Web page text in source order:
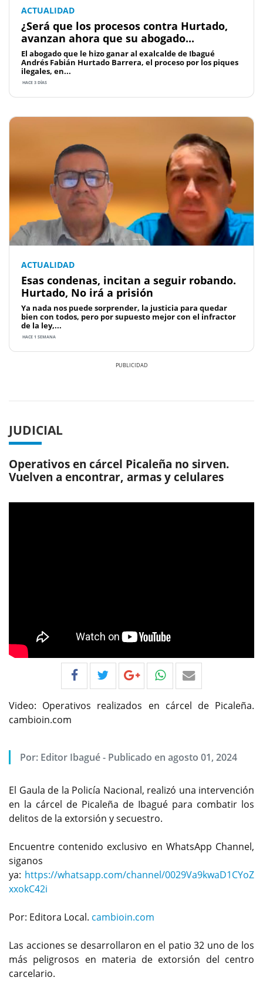
ACTUALIDAD
¿Será que los procesos contra Hurtado,
avanzan ahora que su abogado...
El abogado que le hizo ganar al exalcalde de Ibagué
Andrés Fabián Hurtado Barrera, el proceso por los piques
ilegales, en...
HACE 3 DÍAS
ACTUALIDAD
Esas condenas, incitan a seguir robando.
Hurtado, No irá a prisión
Ya nada nos puede sorprender, la justicia para quedar
bien con todos, pero por supuesto mejor con el infractor
de la ley,...
HACE 1 SEMANA
JUDICIAL
Operativos en cárcel Picaleña no sirven.
Vuelven a encontrar, armas y celulares
Video: Operativos realizados en cárcel de Picaleña.
cambioin.com
Por: Editor Ibagué- Publicado en agosto 01, 2024
El Gaula de la Policía Nacional, realizó una intervención
en la cárcel de Picaleña de Ibagué para combatir los
delitos de la extorsión y secuestro.
Encuentre contenido exclusivo en WhatsApp Channel,
siganos
ya: https://whatsapp.com/channel/0029Va9kwaD1CYoZ
xxokC42i
Por: Editora Local. cambioin.com
Las acciones se desarrollaron en el patio 32 uno de los
más peligrosos en materia de extorsión del centro
carcelario.